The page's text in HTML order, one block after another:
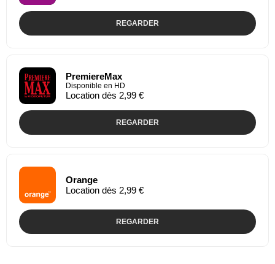
REGARDER
PremiereMax
Disponible en HD
Location dès 2,99 €
REGARDER
Orange
Location dès 2,99 €
REGARDER